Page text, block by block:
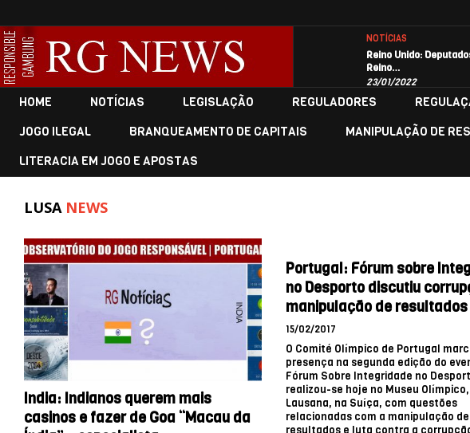
NOTÍCIAS
Reino Unido:
Reino…
23/01/2022
HOME NOTÍCIAS LEGISLAÇÃO REGULADORES
JOGO ILEGAL
BRANQUEAMENTO DE CAPITAIS MANIPULAÇÃO DE
LITERACIA EM JOGO E APOSTAS
LUSA NEWS
India: Indianos querem mais
casinos e fazer de Goa “Macau da
Portugal: Fórum sobre
no Desporto discutiu
manipulação de resultados
15/02/2017
O Comité Olímpico de Portugal
presença na segunda edição do
Fórum Sobre Integridade no
realizou-se hoje no Museu
Lausana, na Suíça, com questões
relacionadas com a manipulação de
resultados e luta contra a